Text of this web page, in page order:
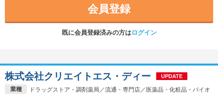
会員登録
既に会員登録済みの方はログイン
業種
ドラッグストア・調剤薬局／流通・専門店／医薬品・化粧品・バイオ
株式会社クリエイトエス・ディー UPDATE